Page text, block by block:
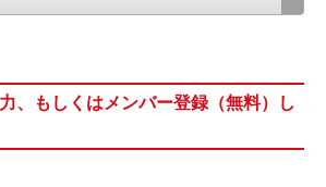
、もしくはメンバー登録（無料）し